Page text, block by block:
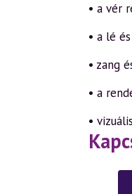
• a vér
• a lé
• zang
• a
•